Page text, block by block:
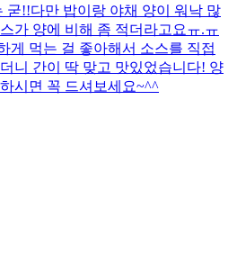
굳!! ​다만 밥이랑 야채 양이 워낙 많
가 양에 비해 좀 적더라고요ㅠ.ㅠ
게 먹는 걸 좋아해서 소스를 직접
니 간이 딱 맞고 맛있었습니다! 양
시면 꼭 드셔보세요~^^